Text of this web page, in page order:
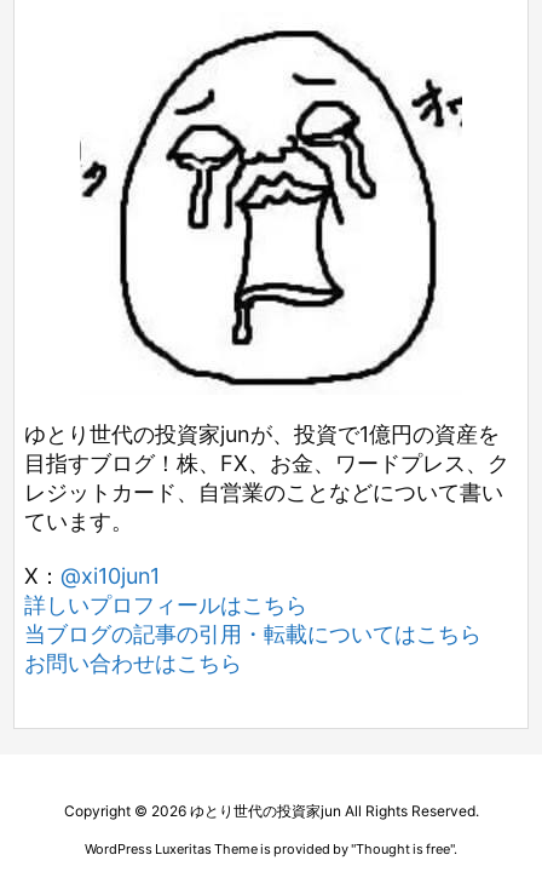
ゆとり世代の投資家junが、投資で1億円の資産を
目指すブログ！株、FX、お金、ワードプレス、ク
レジットカード、自営業のことなどについて書い
ています。
X： @xi10jun1
詳しいプロフィールはこちら
当ブログの記事の引用・転載についてはこちら
お問い合わせはこちら
Copyright © 2026 ゆとり世代の投資家jun All Rights Reserved.
WordPress Luxeritas Theme is provided by "Thought is free".